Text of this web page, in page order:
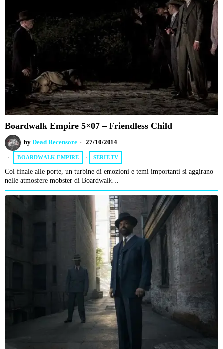
Boardwalk Empire 5×07 – Friendless Child
by Dead Recensore 27/10/2014
BOARDWALK EMPIRE · SERIE TV
Col finale alle porte, un turbine di emozioni e temi importanti si aggirano
nelle atmosfere mobster di Boardwalk…